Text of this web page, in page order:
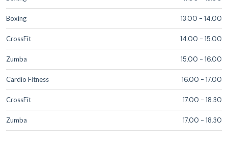
Boxing 13.00 - 14.00
CrossFit 14.00 - 15.00
Zumba 15.00 - 16.00
Cardio Fitness 16.00 - 17.00
CrossFit 17.00 - 18.30
Zumba 17.00 - 18.30